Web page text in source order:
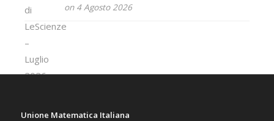
on 4 Agosto 2026
Unione Matematica Italiana